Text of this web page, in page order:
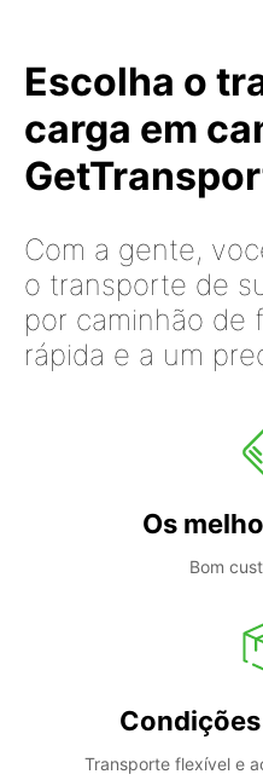
Escolha o
carga em
Com a gente,
o transporte de
por caminhão de
rápida e a um
Os
Bom
Transporte flexível e